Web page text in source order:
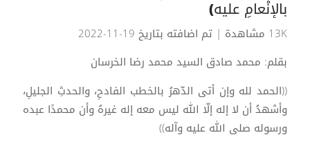
بالإنْعامِ عليه)
13K مشاهدة
| تم اضافته بتاريخ 19-11-2022
بقلم: محمد صادق السيد محمد رضا الخرسان
((الحمد لله وإن أتى الدّهرُ بالخطب الفادحِ، والحدثِ الجليلِ،
وأشهدُ أن لا إله إلّا الله ليس معه إله غيرهُ وأن محمدًا عبده
ورسوله صلى الله عليه وآله))